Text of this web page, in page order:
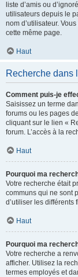
liste d’amis ou
utilisateurs depuis le
nom d’utilisateur.
cette même page.
Haut
Recherche dans
Comment puis-je
Saisissez un terme
forums ou les pages
cliquant sur le lien «
forum. L’accès à la
Haut
Pourquoi ma
Votre recherche était
communs qui ne sont
d’utiliser les
Haut
Pourquoi ma
Votre recherche a
afficher. Utilisez la
termes employés et